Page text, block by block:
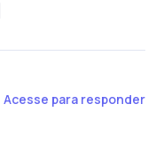
Acesse para responder